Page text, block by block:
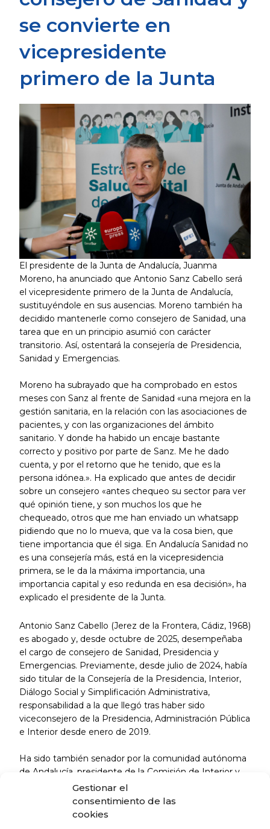
Gestionar el
consentimiento de las
cookies
se convierte en
vicepresidente
primero de la Junta
El presidente de la Junta de Andalucía, Juanma
Moreno, ha anunciado que Antonio Sanz Cabello será
el vicepresidente primero de la Junta de Andalucía,
sustituyéndole en sus ausencias. Moreno también ha
decidido mantenerle como consejero de Sanidad, una
tarea que en un principio asumió con carácter
transitorio. Así, ostentará la consejería de Presidencia,
Sanidad y Emergencias.
Moreno ha subrayado que ha comprobado en estos
meses con Sanz al frente de Sanidad «una mejora en la
gestión sanitaria, en la relación con las asociaciones de
pacientes, y con las organizaciones del ámbito
sanitario. Y donde ha habido un encaje bastante
correcto y positivo por parte de Sanz. Me he dado
cuenta, y por el retorno que he tenido, que es la
persona idónea.». Ha explicado que antes de decidir
sobre un consejero «antes chequeo su sector para ver
qué opinión tiene, y son muchos los que he
chequeado, otros que me han enviado un whatsapp
pidiendo que no lo mueva, que va la cosa bien, que
tiene importancia que él siga. En Andalucía Sanidad no
es una consejería más, está en la vicepresidencia
primera, se le da la máxima importancia, una
importancia capital y eso redunda en esa decisión», ha
explicado el presidente de la Junta.
Antonio Sanz Cabello (Jerez de la Frontera, Cádiz, 1968)
es abogado y, desde octubre de 2025, desempeñaba
el cargo de consejero de Sanidad, Presidencia y
Emergencias. Previamente, desde julio de 2024, había
sido titular de la Consejería de la Presidencia, Interior,
Diálogo Social y Simplificación Administrativa,
responsabilidad a la que llegó tras haber sido
viceconsejero de la Presidencia, Administración Pública
e Interior desde enero de 2019.
Ha sido también senador por la comunidad autónoma
de Andalucía, presidente de la Comisión de Interior y
portavoz de Interior del Grupo Popular desde 2018.
Entre febrero de 2015 y junio de 2018 estuvo al frente
de la Delegación del Gobierno de España en Andalucía.